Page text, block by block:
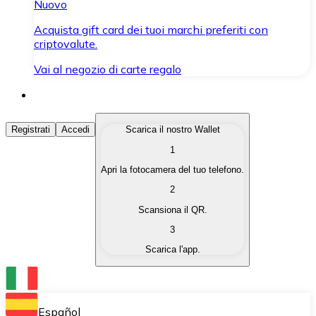
Nuovo
Acquista gift card dei tuoi marchi preferiti con
criptovalute.
Vai al negozio di carte regalo
Acquista Criptovalute
Acquista le criptovalute che ti interessano in modo
Converti le tue criptovalute in valuta fiat quando ne
Scambia una criptovaluta con un'altra
Conserva le tue cripto in un Wallet self-custodial.
Registrati Accedi
Scarica il nostro Wallet
1
Apri la fotocamera del tuo telefono.
2
Scansiona il QR.
3
Scarica l'app.
Español